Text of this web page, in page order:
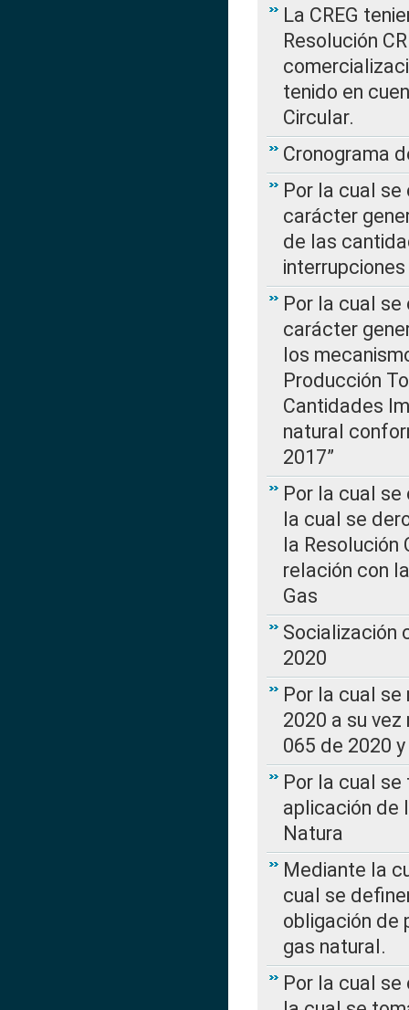
La CREG
Resolución
tenido en
Circular.
Cronograma
Por la cual
carácter
de las
Por la cual
carácter
los
Producción
Cantidades
natural
2017”
Por la cual
la cual se
la Resolución
relación con
Gas
Socialización
2020
Por la cual se
2020 a su
065 de 2020
Por la cual
aplicación de
Natura
Mediante la
cual se
obligación de
gas natural.
Por la cual se